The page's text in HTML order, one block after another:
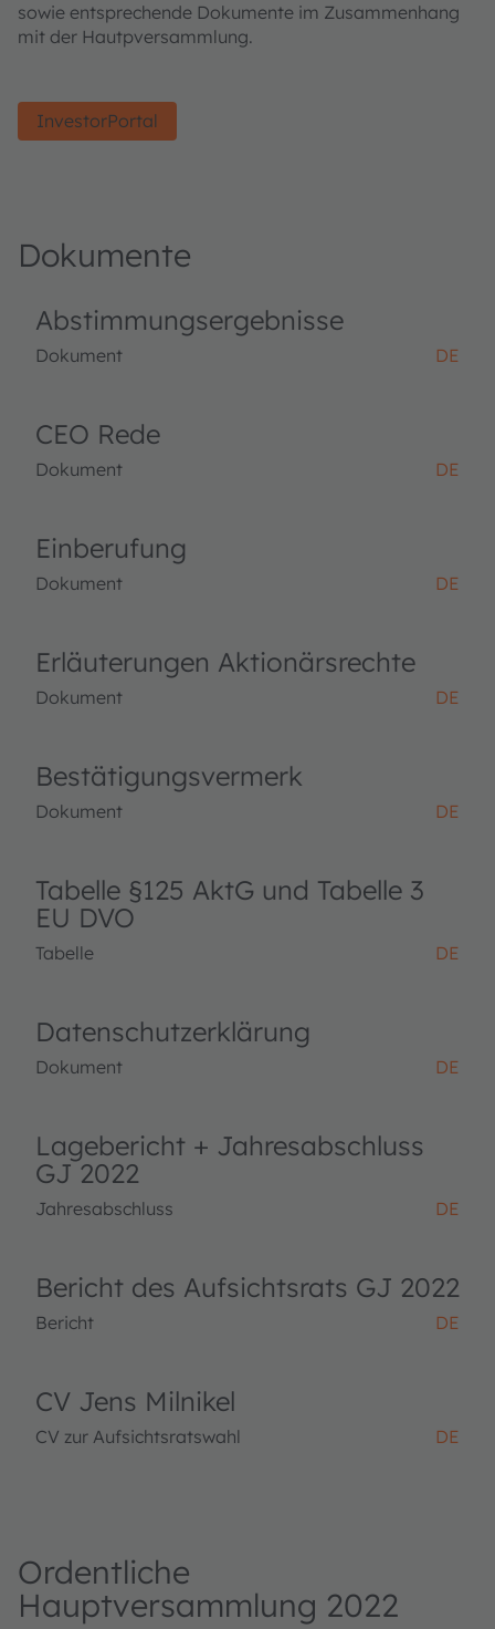
sowie entsprechende Dokumente im Zusammenhang
mit der Hautpversammlung.
InvestorPortal
Dokumente
Abstimmungsergebnisse
Dokument DE
CEO Rede
Dokument DE
Einberufung
Dokument DE
Erläuterungen Aktionärsrechte
Dokument DE
Bestätigungsvermerk
Dokument DE
Tabelle §125 AktG und Tabelle 3
EU DVO
Tabelle DE
Datenschutzerklärung
Dokument DE
Lagebericht + Jahresabschluss
GJ 2022
Jahresabschluss DE
Bericht des Aufsichtsrats GJ 2022
Bericht DE
CV Jens Milnikel
CV zur Aufsichtsratswahl DE
Ordentliche
Hauptversammlung 2022